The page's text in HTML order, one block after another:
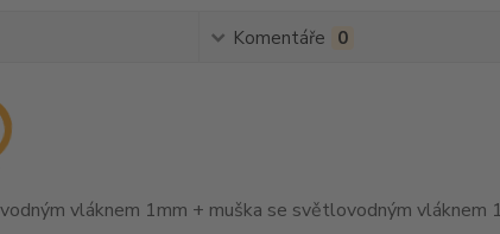
Komentáře 0
vláknem 1mm + muška se světlovodným vláknem